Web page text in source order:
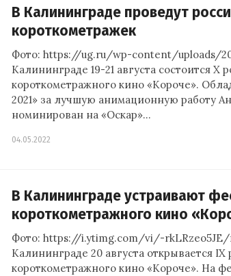
В Калининграде проведут
короткометражек
Фото: https://ug.ru/wp-content/uploads/
Калининграде 19-21 августа состоится Х
короткометражного кино «Короче».
2021» за лучшую анимационную работу
номинирован на «Оскар»…
04.05.2022
В Калининграде устраивают
короткометражного кино
Фото: https://i.ytimg.com/vi/-rkLRzeo5JE/
Калининграде 20 августа открывается
короткометражного кино «Короче». На